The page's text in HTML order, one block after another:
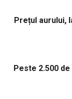
Prețul aurului,
Peste 2.500